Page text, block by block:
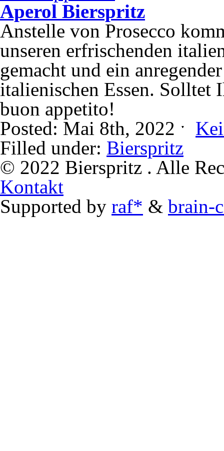
Aperol Bierspritz
Anstelle von Prosecco
unseren erfrischenden
gemacht und ein
italienischen Essen. Solltet
buon appetito!
Posted: Mai 8th, 2022 ˑ
Filled under: Bierspritz
© 2022 Bierspritz . Alle
Kontakt
Supported by raf* & brain-